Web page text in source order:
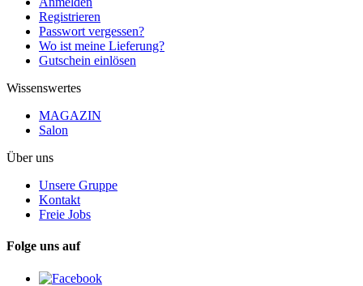
Registrieren
Passwort vergessen?
Wo ist meine Lieferung?
Gutschein einlösen
Wissenswertes
MAGAZIN
Salon
Über uns
Unsere Gruppe
Kontakt
Freie Jobs
Folge uns auf